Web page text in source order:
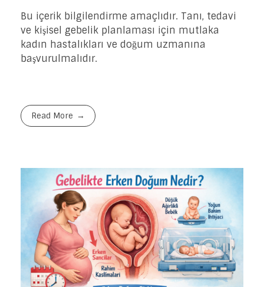
Bu içerik bilgilendirme amaçlıdır. Tanı, tedavi
ve kişisel gebelik planlaması için mutlaka
kadın hastalıkları ve doğum uzmanına
başvurulmalıdır.
Read More